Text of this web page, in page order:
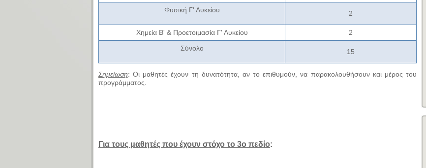
Φυσική Γ' Λυκείου 2
Χημεία Β' & Προετοιμασία Γ' Λυκείου
2
Σύνολο
15
Σημείωση: Οι μαθητές έχουν τη δυνατότητα, αν το επιθυμούν, να παρακολουθήσουν και μέρος του
προγράμματος.
Για τους μαθητές που έχουν στόχο το 3ο πεδίο: